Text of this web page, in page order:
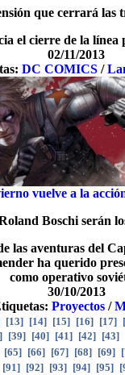
que cerrará las
el cierre de la línea
02/11/2013
DC COMICS /
vuelve a la
Boschi serán
las aventuras del
ha querido
como operativo
30/10/2013
Proyectos /
[13] [14] [15] [16] [17] [
] [39] [40] [41] [42] [43]
[65] [66] [67] [68] [69] [
[91] [92] [93] [94] [95] [